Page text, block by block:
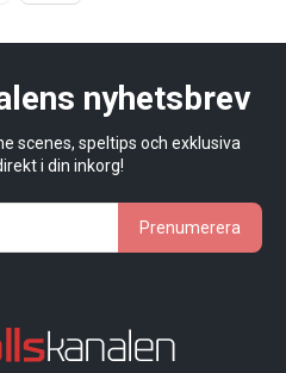
nyhetsbrev
scenes, speltips och exklusiva
i din inkorg!
Prenumerera